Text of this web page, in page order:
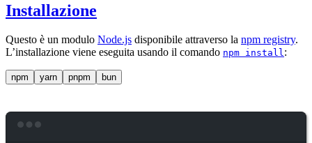
Installazione
Questo è un modulo Node.js disponibile attraverso la npm registry.
L’installazione viene eseguita usando il comando npm install:
npm yarn pnpm bun